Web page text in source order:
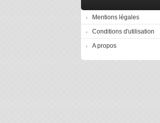
Mentions légales
Conditions d'utilisation
A propos